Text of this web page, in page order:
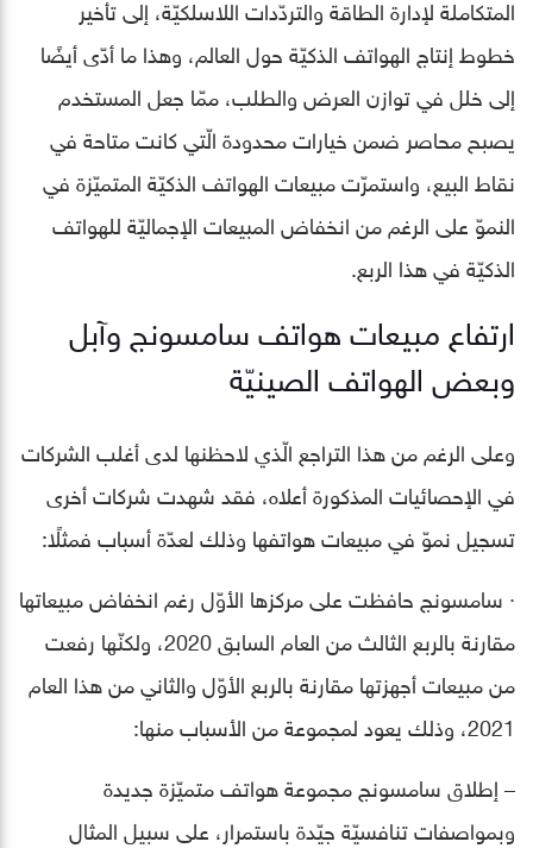
المتكاملة لإدارة الطاقة والتردّدات اللاسلكيّة، إلى تأخير
خطوط إنتاج الهواتف الذكيّة حول العالم، وهذا ما أدّى أيضًا
إلى خلل في توازن العرض والطلب، ممّا جعل المستخدم
يصبح محاصر ضمن خيارات محدودة الّتي كانت متاحة في
نقاط البيع، واستمرّت مبيعات الهواتف الذكيّة المتميّزة في
النموّ على الرغم من انخفاض المبيعات الإجماليّة للهواتف
الذكيّة في هذا الربع.
ارتفاع مبيعات هواتف سامسونج وآبل
وبعض الهواتف الصينيّة
وعلى الرغم من هذا التراجع الّذي لاحظنها لدى أغلب الشركات
في الإحصائيات المذكورة أعلاه، فقد شهدت شركات أخرى
تسجيل نموّ في مبيعات هواتفها وذلك لعدّة أسباب فمثلًا:
· سامسونج حافظت على مركزها الأوّل رغم انخفاض مبيعاتها
مقارنة بالربع الثالث من العام السابق 2020، ولكنّها رفعت
من مبيعات أجهزتها مقارنة بالربع الأوّل والثاني من هذا العام
2021، وذلك يعود لمجموعة من الأسباب منها:
– إطلاق سامسونج مجموعة هواتف متميّزة جديدة
وبمواصفات تنافسيّة جيّدة باستمرار، على سبيل المثال